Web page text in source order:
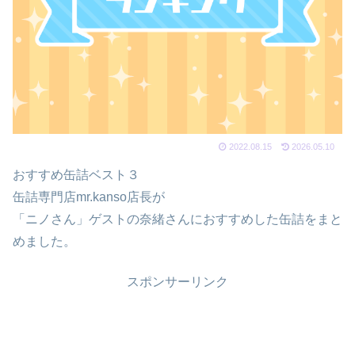
2022.08.15 2026.05.10
おすすめ缶詰ベスト３
缶詰専門店mr.kanso店長が
「ニノさん」ゲストの奈緒さんにおすすめした缶詰をまと
めました。
スポンサーリンク